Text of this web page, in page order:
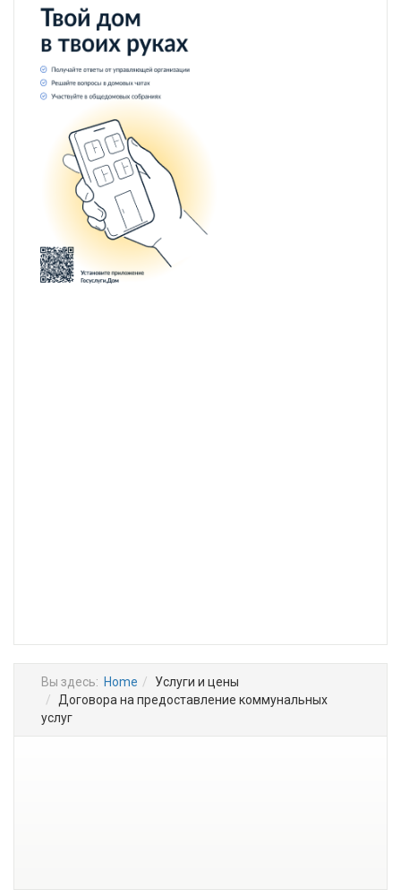
Вы здесь: Home
Услуги и цены
Договора на предоставление коммунальных
услуг